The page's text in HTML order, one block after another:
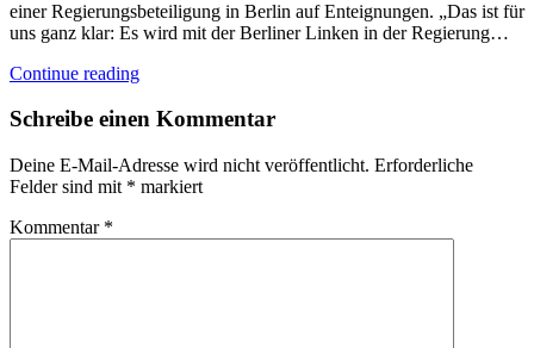
einer Regierungsbeteiligung in Berlin auf Enteignungen. „Das ist für
uns ganz klar: Es wird mit der Berliner Linken in der Regierung…
Continue reading
Schreibe einen Kommentar
Deine E-Mail-Adresse wird nicht veröffentlicht. Erforderliche
Felder sind mit * markiert
Kommentar *